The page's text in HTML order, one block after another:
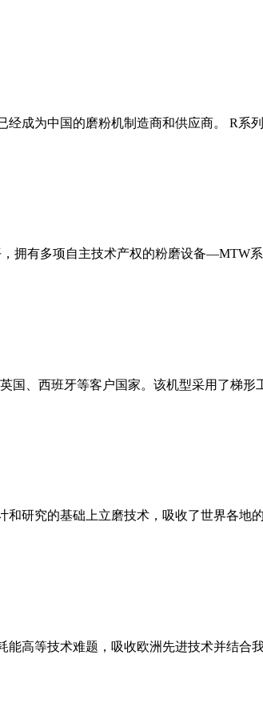
成为中国的磨粉机制造商和供应商。 R
拥有多项自主技术产权的粉磨设备—MTW
国、西班牙等客户国家。该机型采用了梯
研究的基础上立磨技术，吸收了世界各
高等技术难题，吸收欧洲先进技术并结